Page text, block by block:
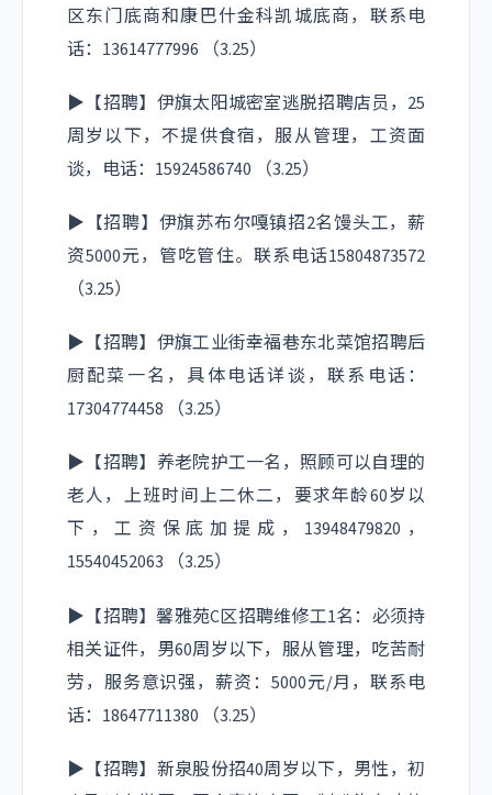
区东门底商和康巴什金科凯城底商，联系电
话：13614777996 （3.25）
▶【招聘】伊旗太阳城密室逃脱招聘店员，25
周岁以下，不提供食宿，服从管理，工资面
谈，电话：15924586740 （3.25）
▶【招聘】伊旗苏布尔嘎镇招2名馒头工，薪
资5000元，管吃管住。联系电话15804873572
（3.25）
▶【招聘】伊旗工业街幸福巷东北菜馆招聘后
厨配菜一名，具体电话详谈，联系电话：
17304774458 （3.25）
▶【招聘】养老院护工一名，照顾可以自理的
老人，上班时间上二休二，要求年龄60岁以
下，工资保底加提成，13948479820，
15540452063 （3.25）
▶【招聘】馨雅苑C区招聘维修工1名：必须持
相关证件，男60周岁以下，服从管理，吃苦耐
劳，服务意识强，薪资：5000元/月，联系电
话：18647711380 （3.25）
▶【招聘】新泉股份招40周岁以下，男性，初